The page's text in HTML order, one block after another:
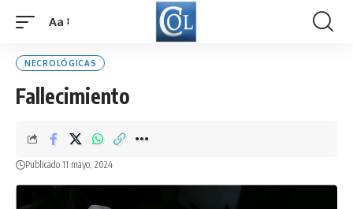
Font
Aa
NECROLÓGICAS
Fallecimiento
Publicado 11 mayo, 2024